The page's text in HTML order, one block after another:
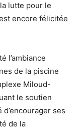
lutte pour le
encore félicitée
l’ambiance
de la piscine
Miloud-
le soutien
ses
de la